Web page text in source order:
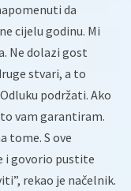
da
cijelu godinu. Mi
Ne dolazi gost
stvari, a to
podržati. Ako
vam garantiram.
tome. S ove
i govorio pustite
rekao je načelnik.